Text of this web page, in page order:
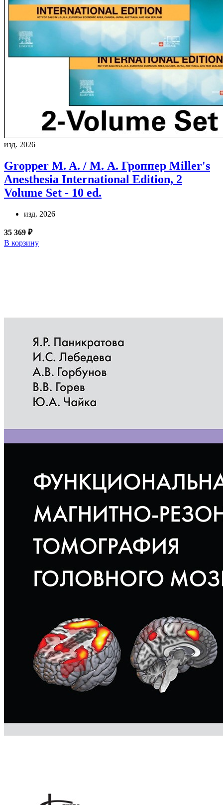
изд. 2026
Gropper M. A. / М. А. Гроппер Miller's
Anesthesia International Edition, 2
Volume Set - 10 ed.
изд. 2026
35 369 ₽
В корзину